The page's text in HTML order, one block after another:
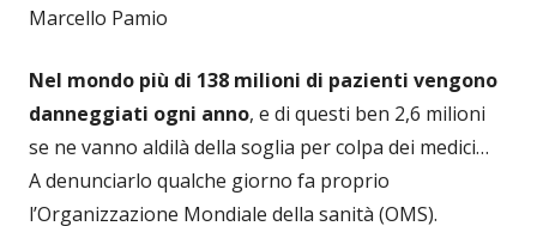
Marcello Pamio
Nel mondo più di 138 milioni di pazienti vengono
danneggiati ogni anno, e di questi ben 2,6 milioni
se ne vanno aldilà della soglia per colpa dei medici…
A denunciarlo qualche giorno fa proprio
l’Organizzazione Mondiale della sanità (OMS).